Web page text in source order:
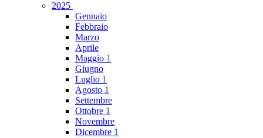
2025
Gennaio
Febbraio
Marzo
Aprile
Maggio 1
Giugno
Luglio 1
Agosto 1
Settembre
Ottobre 1
Novembre
Dicembre 1